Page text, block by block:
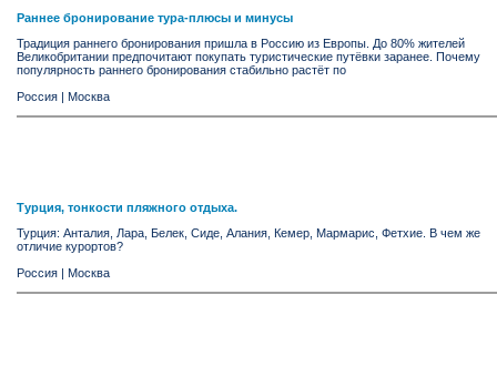
Раннее бронирование тура-плюсы и минусы
Традиция раннего бронирования пришла в Россию из Европы. До 80% жителей
Великобритании предпочитают покупать туристические путёвки заранее. Почему
популярность раннего бронирования стабильно растёт по
Россия | Москва
Турция, тонкости пляжного отдыха.
Турция: Анталия, Лара, Белек, Сиде, Алания, Кемер, Мармарис, Фетхие. В чем же
отличие курортов?
Россия | Москва